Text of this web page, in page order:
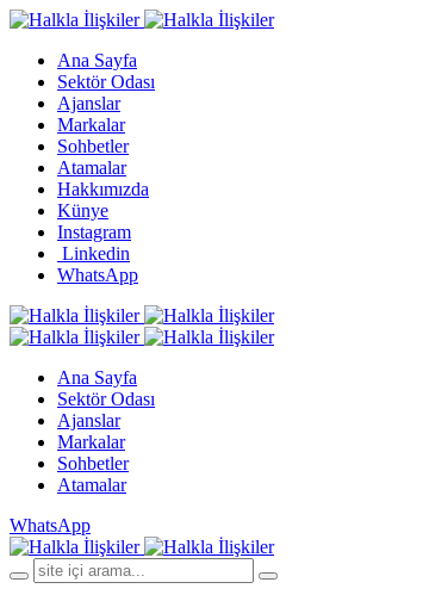
Ana Sayfa
Sektör Odası
Ajanslar
Markalar
Sohbetler
Atamalar
Hakkımızda
Künye
Instagram
Linkedin
WhatsApp
Ana Sayfa
Sektör Odası
Ajanslar
Markalar
Sohbetler
Atamalar
WhatsApp